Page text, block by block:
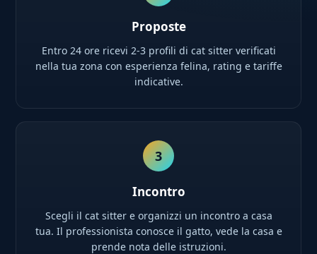
Proposte
Entro 24 ore ricevi 2-3 profili di cat sitter verificati
nella tua zona con esperienza felina, rating e tariffe
indicative.
3
Incontro
Scegli il cat sitter e organizzi un incontro a casa
tua. Il professionista conosce il gatto, vede la casa e
prende nota delle istruzioni.